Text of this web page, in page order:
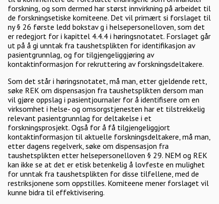
forskning, og som dermed har størst innvirkning på arbeidet til
de forskningsetiske komiteene. Det vil primært si forslaget til
ny § 26 første ledd bokstav g i helsepersonelloven, som det
er redegjort for i kapittel 4.4.4 i høringsnotatet. Forslaget går
ut på å gi unntak fra taushetsplikten for identifikasjon av
pasientgrunnlag, og for tilgjengeliggjøring av
kontaktinformasjon for rekruttering av forskningsdeltakere.
Som det står i høringsnotatet, må man, etter gjeldende rett,
søke REK om dispensasjon fra taushetsplikten dersom man
vil gjøre oppslag i pasientjournaler for å identifisere om en
virksomhet i helse- og omsorgstjenesten har et tilstrekkelig
relevant pasientgrunnlag for deltakelse i et
forskningsprosjekt. Også for å få tilgjengeliggjort
kontaktinformasjon til aktuelle forskningsdeltakere, må man,
etter dagens regelverk, søke om dispensasjon fra
taushetsplikten etter helsepersonelloven § 29. NEM og REK
kan ikke se at det er etisk betenkelig å lovfeste en mulighet
for unntak fra taushetsplikten for disse tilfellene, med de
restriksjonene som oppstilles. Komiteene mener forslaget vil
kunne bidra til effektivisering.